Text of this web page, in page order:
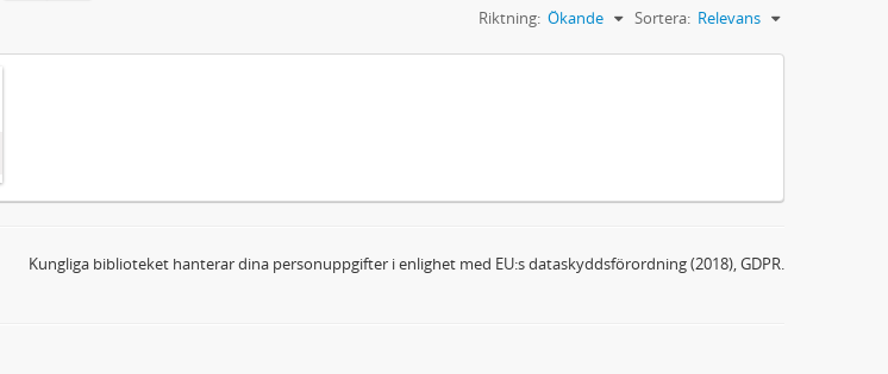
Sortera: Relevans
Riktning: Ökande
Kungliga biblioteket hanterar dina personuppgifter i enlighet med EU:s dataskyddsförordning (2018), GDPR.